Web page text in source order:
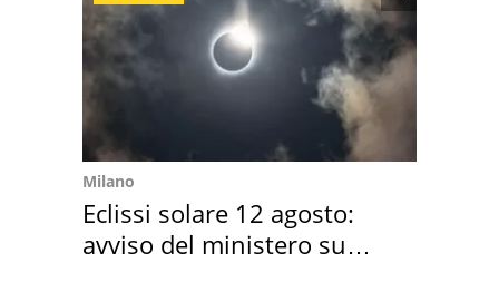
Milano
Eclissi solare 12 agosto:
avviso del ministero su